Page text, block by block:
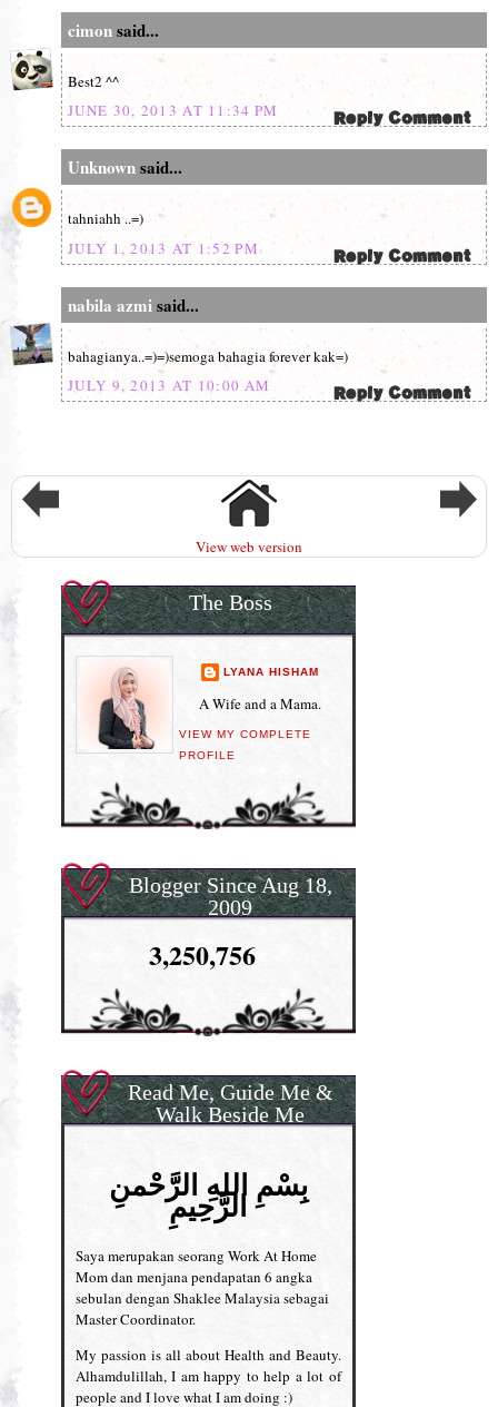
cimonsaid...
Best2 ^^
JUNE 30, 2013 AT 11:34 PM
Unknownsaid...
tahniahh ..=)
JULY 1, 2013 AT 1:52 PM
nabila azmisaid...
bahagianya..=)=)semoga bahagia forever kak=)
JULY 9, 2013 AT 10:00 AM
View web version
The Boss
LYANA HISHAM
A Wife and a Mama.
VIEW MY COMPLETE
PROFILE
Blogger Since Aug 18,
2009
3,250,756
Read Me, Guide Me &
Walk Beside Me
بِسْمِ اللهِ الرَّحْمنِ
الرَّحِيمِ
Saya merupakan seorang Work At Home
Mom dan menjana pendapatan 6 angka
sebulan dengan Shaklee Malaysia sebagai
Master Coordinator.
My passion is all about Health and Beauty.
Alhamdulillah, I am happy to help a lot of
people and I love what I am doing :)